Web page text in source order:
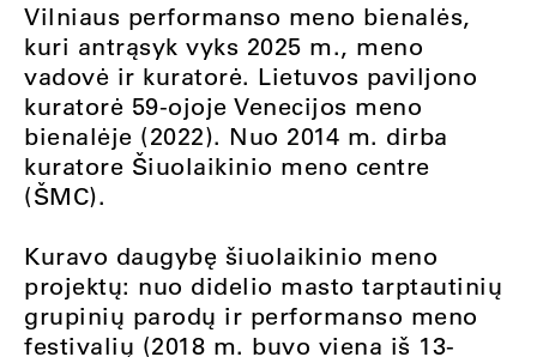
Vilniaus performanso meno bienalės,
kuri antrąsyk vyks 2025 m., meno
vadovė ir kuratorė. Lietuvos paviljono
kuratorė 59-ojoje Venecijos meno
bienalėje (2022). Nuo 2014 m. dirba
kuratore Šiuolaikinio meno centre
(ŠMC).
Kuravo daugybę šiuolaikinio meno
projektų: nuo didelio masto tarptautinių
grupinių parodų ir performanso meno
festivalių (2018 m. buvo viena iš 13-